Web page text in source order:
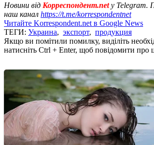
Новини від Корреспондент.netу Telegram.
наш канал https://t.me/korrespondentnet
Читайте Korrespondent.net в Google News
ТЕГИ: Украина, экспорт, продукция
Якщо ви помітили помилку, виділіть
натисніть Ctrl + Enter, щоб повідомити про